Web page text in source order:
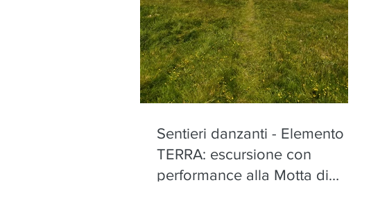
Sentieri danzanti - Elemento
TERRA: escursione con
performance alla Motta di